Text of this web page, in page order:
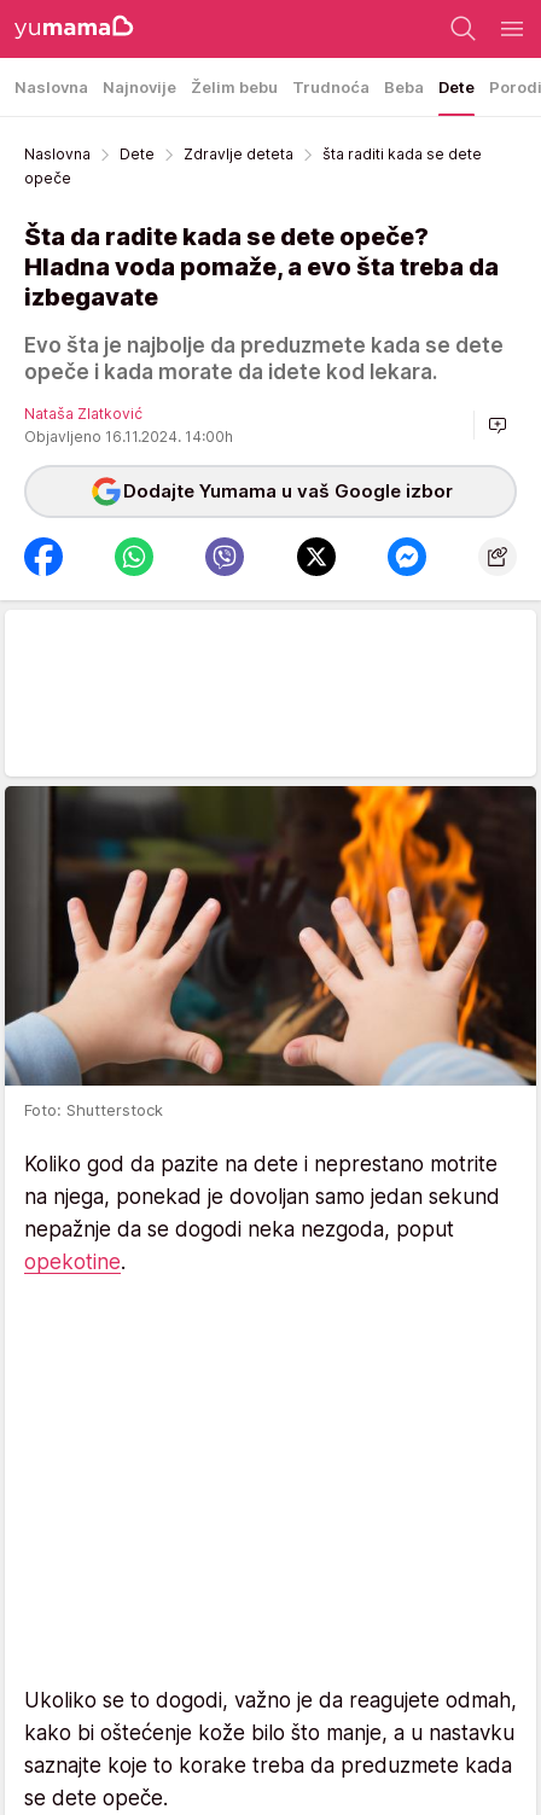
Naslovna Najnovije Želim bebu Trudnoća Beba Dete
Naslovna Dete Zdravlje deteta
šta raditi kada se dete
opeče
Šta da radite kada se dete opeče?
Hladna voda pomaže, a evo šta treba da
izbegavate
Evo šta je najbolje da preduzmete kada se dete
opeče i kada morate da idete kod lekara.
Nataša Zlatković
Objavljeno 16.11.2024. 14:00h
Dodajte Yumama u vaš Google izbor
Foto: Shutterstock
Koliko god da pazite na dete i neprestano motrite
na njega, ponekad je dovoljan samo jedan sekund
nepažnje da se dogodi neka nezgoda, poput
opekotine.
Ukoliko se to dogodi, važno je da reagujete odmah,
kako bi oštećenje kože bilo što manje, a u nastavku
saznajte koje to korake treba da preduzmete kada
se dete opeče.